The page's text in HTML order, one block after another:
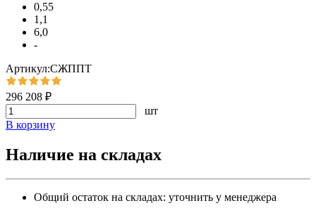
0,55
1,1
6,0
-
Артикул:СЖППТ
296 208 ₽
шт
В корзину
Наличие на складах
Общий остаток на складах: уточнить у менеджера